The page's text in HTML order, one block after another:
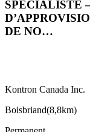
SPÉCIALISTE
DE NO…
Kontron Canada Inc.
Boisbriand(8,8km)